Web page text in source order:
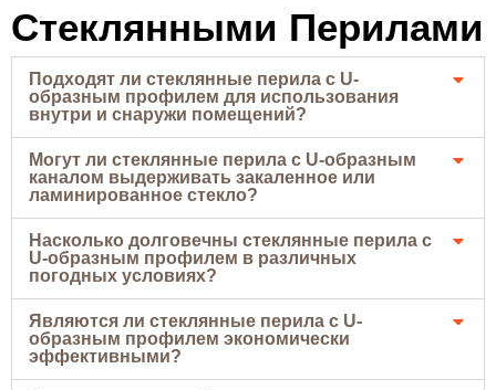
Стеклянными Перилами
Подходят ли стеклянные перила с U-
образным профилем для использования
внутри и снаружи помещений?
Могут ли стеклянные перила с U-образным
каналом выдерживать закаленное или
ламинированное стекло?
Насколько долговечны стеклянные перила с
U-образным профилем в различных
погодных условиях?
Являются ли стеклянные перила с U-
образным профилем экономически
эффективными?